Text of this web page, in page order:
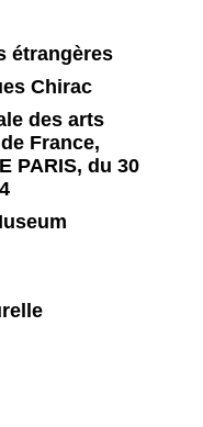
étrangères
Chirac
des arts
France,
PARIS, du 30